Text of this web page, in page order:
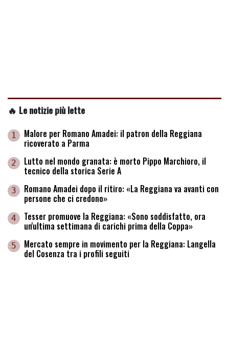
🔥 Le notizie più lette
1 Malore per Romano Amadei: il patron della Reggiana
ricoverato a Parma
2 Lutto nel mondo granata: è morto Pippo Marchioro, il
tecnico della storica Serie A
3 Romano Amadei dopo il ritiro: «La Reggiana va avanti con
persone che ci credono»
4 Tesser promuove la Reggiana: «Sono soddisfatto, ora
un'ultima settimana di carichi prima della Coppa»
5 Mercato sempre in movimento per la Reggiana: Langella
del Cosenza tra i profili seguiti